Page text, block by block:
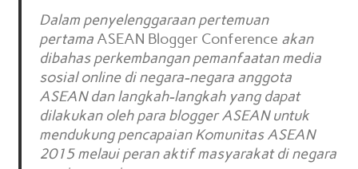
Dalam penyelenggaraan pertemuan
pertama ASEAN Blogger Conference akan
dibahas perkembangan pemanfaatan media
sosial online di negara-negara anggota
ASEAN dan langkah-langkah yang dapat
dilakukan oleh para blogger ASEAN untuk
mendukung pencapaian Komunitas ASEAN
2015 melaui peran aktif masyarakat di negara